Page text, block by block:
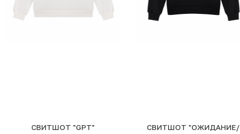
СВИТШОТ "GPT"
СВИТШОТ "ОЖИДАНИЕ/